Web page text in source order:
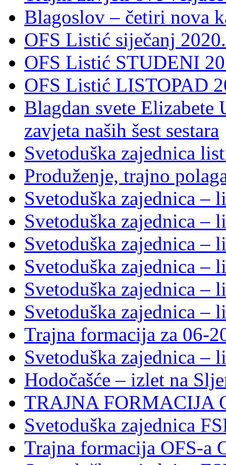
Blagoslov – četiri nova
OFS Listić siječanj
OFS Listić STUDENI
OFS Listić LISTOPAD
Blagdan svete
zavjeta naših šest sestara
Svetoduška zajednica
Produženje, trajno
Svetoduška zajednica –
Svetoduška zajednica –
Svetoduška zajednica –
Svetoduška zajednica –
Svetoduška zajednica –
Svetoduška zajednica –
Trajna formacija za 06-
Svetoduška zajednica –
Hodočašće – izlet na
TRAJNA FORMACIJA
Svetoduška zajednica
Trajna formacija OFS-a